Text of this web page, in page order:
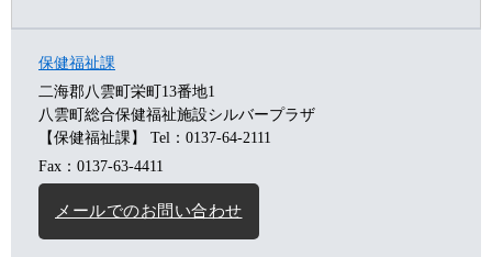
保健福祉課
二海郡八雲町栄町13番地1
八雲町総合保健福祉施設シルバープラザ
【保健福祉課】
Tel：0137-64-2111
Fax：0137-63-4411
メールでのお問い合わせ